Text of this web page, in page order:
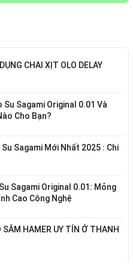
CHAI XỊT OLO DELAY
Su Sagami Original 0.01 Và
Cho Bạn?
Su Sagami Mới Nhất 2025 : Chi
Sagami Original 0.01: Mỏng
Cao Công Nghệ
SÂM HAMER UY TÍN Ở THANH